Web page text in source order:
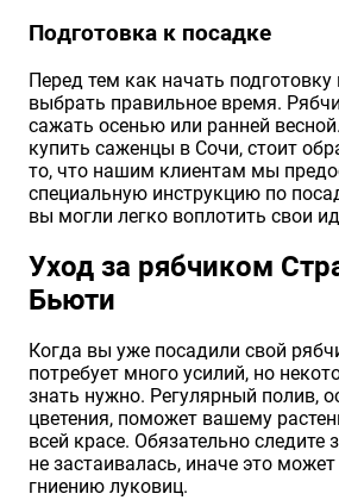
Подготовка к посадке
Перед тем как начать
выбрать правильное время.
сажать осенью или ранней
купить саженцы в Сочи, стоит
то, что нашим клиентам мы
специальную инструкцию по
вы могли легко воплотить свои
Уход за рябчиком
Бьюти
Когда вы уже посадили свой
потребует много усилий, но
знать нужно. Регулярный полив,
цветения, поможет вашему
всей красе. Обязательно следите
не застаивалась, иначе это
гниению луковиц.